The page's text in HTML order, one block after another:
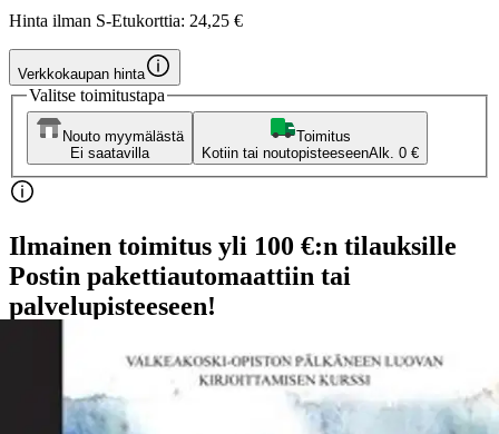
Hinta ilman S-Etukorttia: 24,25 €
Verkkokaupan hinta
Valitse toimitustapa
Nouto myymälästä
Ei saatavilla
Toimitus
Kotiin tai noutopisteeseenAlk. 0 €
Ilmainen toimitus yli 100 €:n tilauksille
Postin pakettiautomaattiin tai
palvelupisteeseen!
Etu ei koske Suuri‑lisäpalvelulla toimitettavia tuotteita.